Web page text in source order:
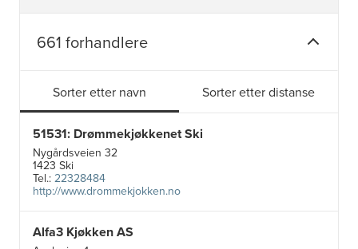
661 forhandlere
Sorter etter navn Sorter etter distanse
51531: Drømmekjøkkenet Ski
Nygårdsveien 32
1423 Ski
Tel.:22328484
http://www.drommekjokken.no
Alfa3 Kjøkken AS